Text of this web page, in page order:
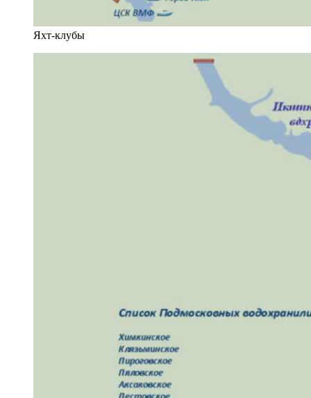
Яхт-клубы